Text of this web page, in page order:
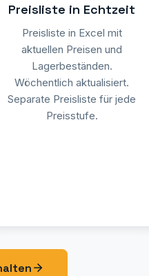
Preisliste in Echtzeit
Preisliste in Excel mit
aktuellen Preisen und
Lagerbeständen.
Wöchentlich aktualisiert.
Separate Preisliste für jede
Preisstufe.